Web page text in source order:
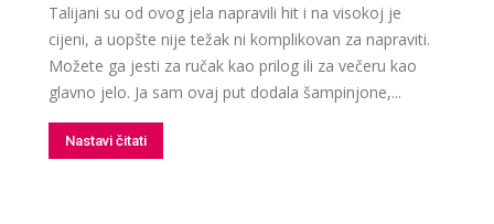
Talijani su od ovog jela napravili hit i na visokoj je
cijeni, a uopšte nije težak ni komplikovan za napraviti.
Možete ga jesti za ručak kao prilog ili za večeru kao
glavno jelo. Ja sam ovaj put dodala šampinjone,...
Nastavi čitati